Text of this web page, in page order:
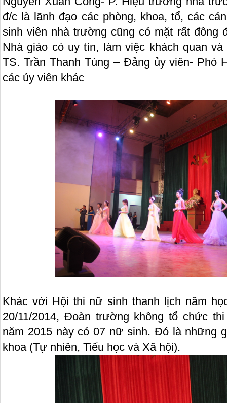
đ/c là lãnh đạo các phòng, khoa, tổ, các
sinh viên nhà trường cũng có mặt rất đông
Nhà giáo có uy tín, làm việc khách quan
TS. Trần Thanh Tùng – Đảng ủy viên- Phó
các ủy viên khác
Khác với Hội thi nữ sinh thanh lịch năm
20/11/2014, Đoàn trường không tổ chức
năm 2015 này có 07 nữ sinh. Đó là những
khoa (Tự nhiên, Tiểu học và Xã hội).